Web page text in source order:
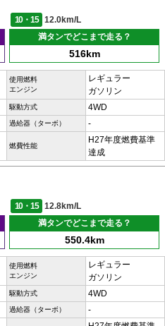
10・15
12.0km/L
満タンでどこまで走る？
516km
使用燃料
エンジン
レギュラー
ガソリン
駆動方式 4WD
過給器（ターボ） -
燃費性能
H27年度燃費基準
達成
10・15
12.8km/L
満タンでどこまで走る？
550.4km
使用燃料
エンジン
レギュラー
ガソリン
駆動方式 4WD
過給器（ターボ） -